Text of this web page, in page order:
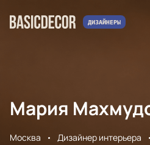
Мария
Москва Дизайнер интерьера